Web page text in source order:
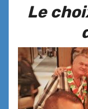
Le